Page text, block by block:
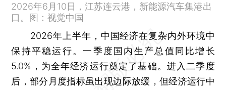
2026年6月10日，江苏连云港，新能源汽车集港出
口。图：视觉中国
2026年上半年，中国经济在复杂内外环境中
保持平稳运行。一季度国内生产总值同比增长
5.0%，为全年经济运行奠定了基础。进入二季度
后，部分月度指标虽出现边际放缓，但经济运行中